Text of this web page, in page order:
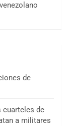
de
cuarteles de
a militares